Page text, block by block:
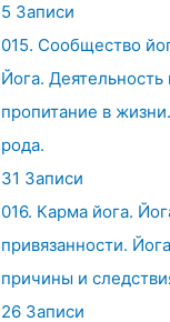
5 Записи
015. Сообщество
Йога.
пропитание в
рода.
31 Записи
016. Карма йога.
привязанности.
причины и
26 Записи